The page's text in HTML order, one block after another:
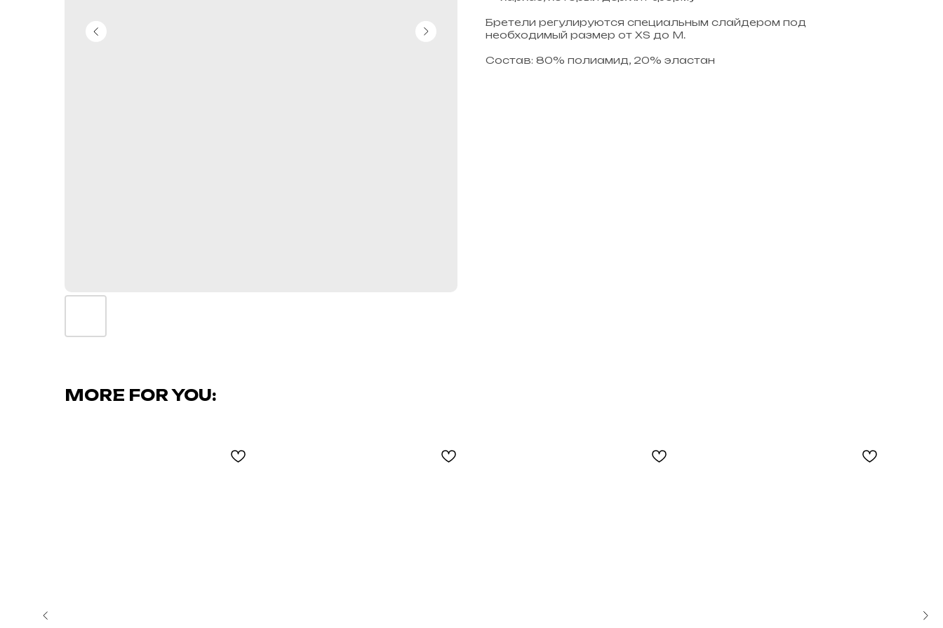
Бретели регулируются специальным слайдером под
необходимый размер от XS до M.
Состав: 80% полиамид, 20% эластан
MORE FOR YOU: